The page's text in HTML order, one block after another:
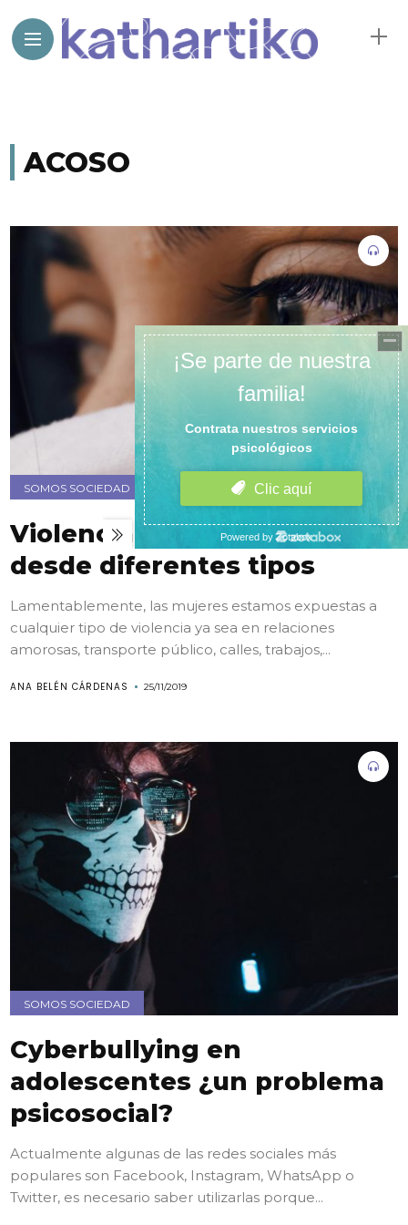
ACOSO
SOMOS SOCIEDAD
Violencia contra la mujer
desde diferentes tipos
Lamentablemente, las mujeres estamos expuestas a
cualquier tipo de violencia ya sea en relaciones
amorosas, transporte público, calles, trabajos,...
ANA BELÉN CÁRDENAS 25/11/2019
SOMOS SOCIEDAD
Cyberbullying en
adolescentes ¿un problema
psicosocial?
Actualmente algunas de las redes sociales más
populares son Facebook, Instagram, WhatsApp o
Twitter, es necesario saber utilizarlas porque...